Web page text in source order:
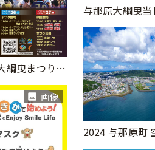
第４３回与那原大綱曳まつりポスター
与那原大綱曳当
2024 与那原町
画像